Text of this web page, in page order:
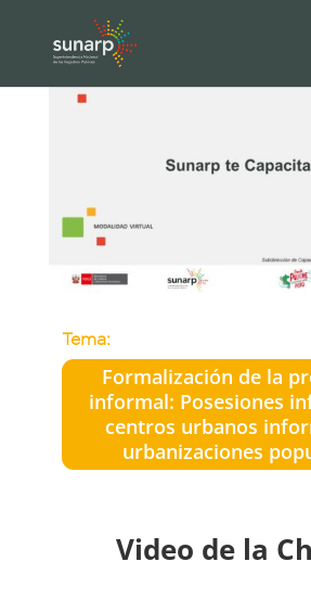
Tema:
Formalización de la
informal: Posesiones
centros urbanos
urbanizaciones
Video de la